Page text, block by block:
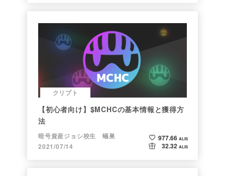
クリプト
【初心者向け】$MCHCの基本情報と獲得方
法
暗号資産ジョシ校生 蟻巣
2021/07/14
977.66 ALIS
32.32 ALIS